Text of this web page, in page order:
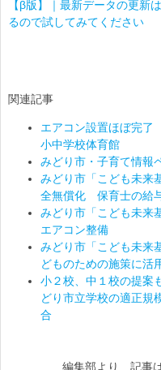
【β版】｜最新データの更
るので試してみてください
関連記事
エアコン設置ほぼ完
小中学校体育館
みどり市・子育て情報
みどり市「こども未
全無償化 保育士の給
みどり市「こども未来
エアコン整備
みどり市「こども未
どものための施策に活
小２校、中１校の提
どり市立学校の適正規
合
編集部より 記事は